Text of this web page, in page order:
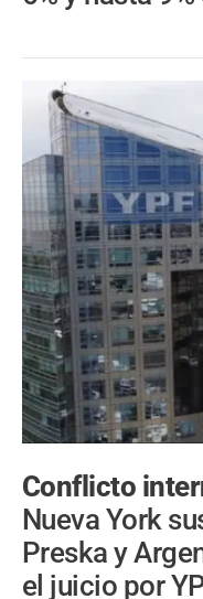
Conflicto
Nueva York
Preska y
el juicio por